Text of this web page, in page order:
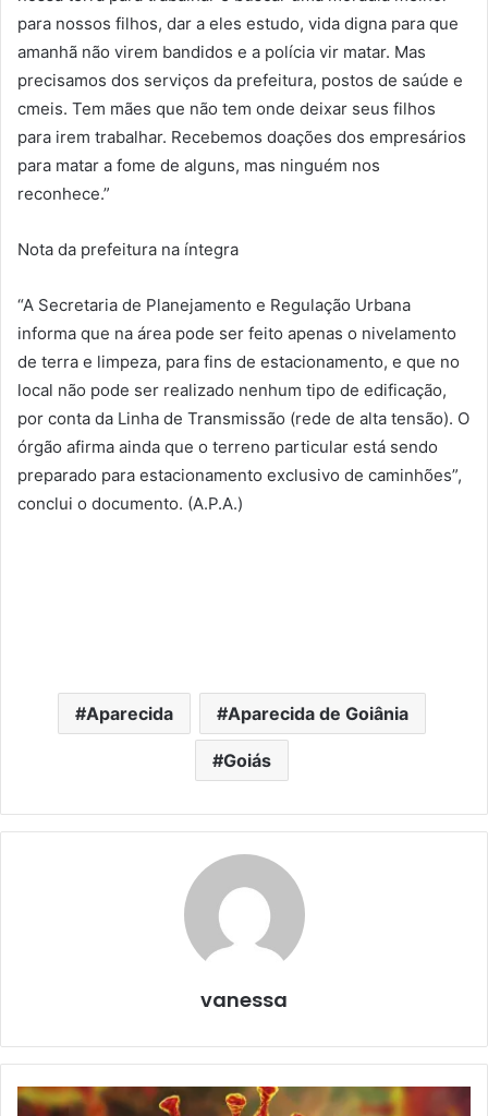
para nossos filhos, dar a eles estudo, vida digna para que
amanhã não virem bandidos e a polícia vir matar. Mas
precisamos dos serviços da prefeitura, postos de saúde e
cmeis. Tem mães que não tem onde deixar seus filhos
para irem trabalhar. Recebemos doações dos empresários
para matar a fome de alguns, mas ninguém nos
reconhece.”
Nota da prefeitura na íntegra
“A Secretaria de Planejamento e Regulação Urbana
informa que na área pode ser feito apenas o nivelamento
de terra e limpeza, para fins de estacionamento, e que no
local não pode ser realizado nenhum tipo de edificação,
por conta da Linha de Transmissão (rede de alta tensão). O
órgão afirma ainda que o terreno particular está sendo
preparado para estacionamento exclusivo de caminhões”,
conclui o documento. (A.P.A.)
Aparecida Aparecida de Goiânia
Goiás
vanessa